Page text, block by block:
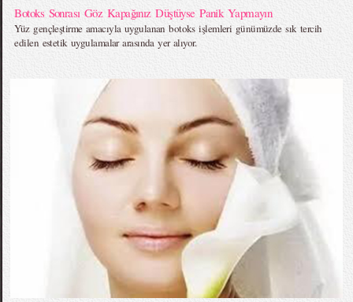
Botoks Sonrası Göz Kapağınız Düştüyse Panik Yapmayın
Yüz gençleştirme amacıyla uygulanan botoks işlemleri günümüzde sık tercih
edilen estetik uygulamalar arasında yer alıyor.